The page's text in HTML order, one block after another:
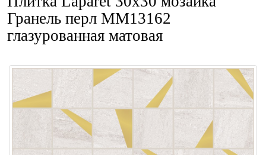
Гранель перл ММ13162
глазурованная матовая